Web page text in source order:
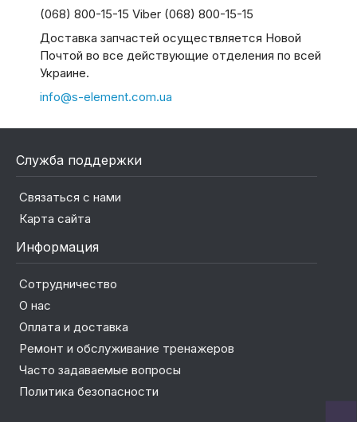
(068) 800-15-15 Viber (068) 800-15-15
Доставка запчастей осуществляется Новой
Почтой во все действующие отделения по всей
Украине.
info@s-element.com.ua
Служба поддержки
Связаться с нами
Карта сайта
Информация
Сотрудничество
О нас
Оплата и доставка
Ремонт и обслуживание тренажеров
Часто задаваемые вопросы
Политика безопасности